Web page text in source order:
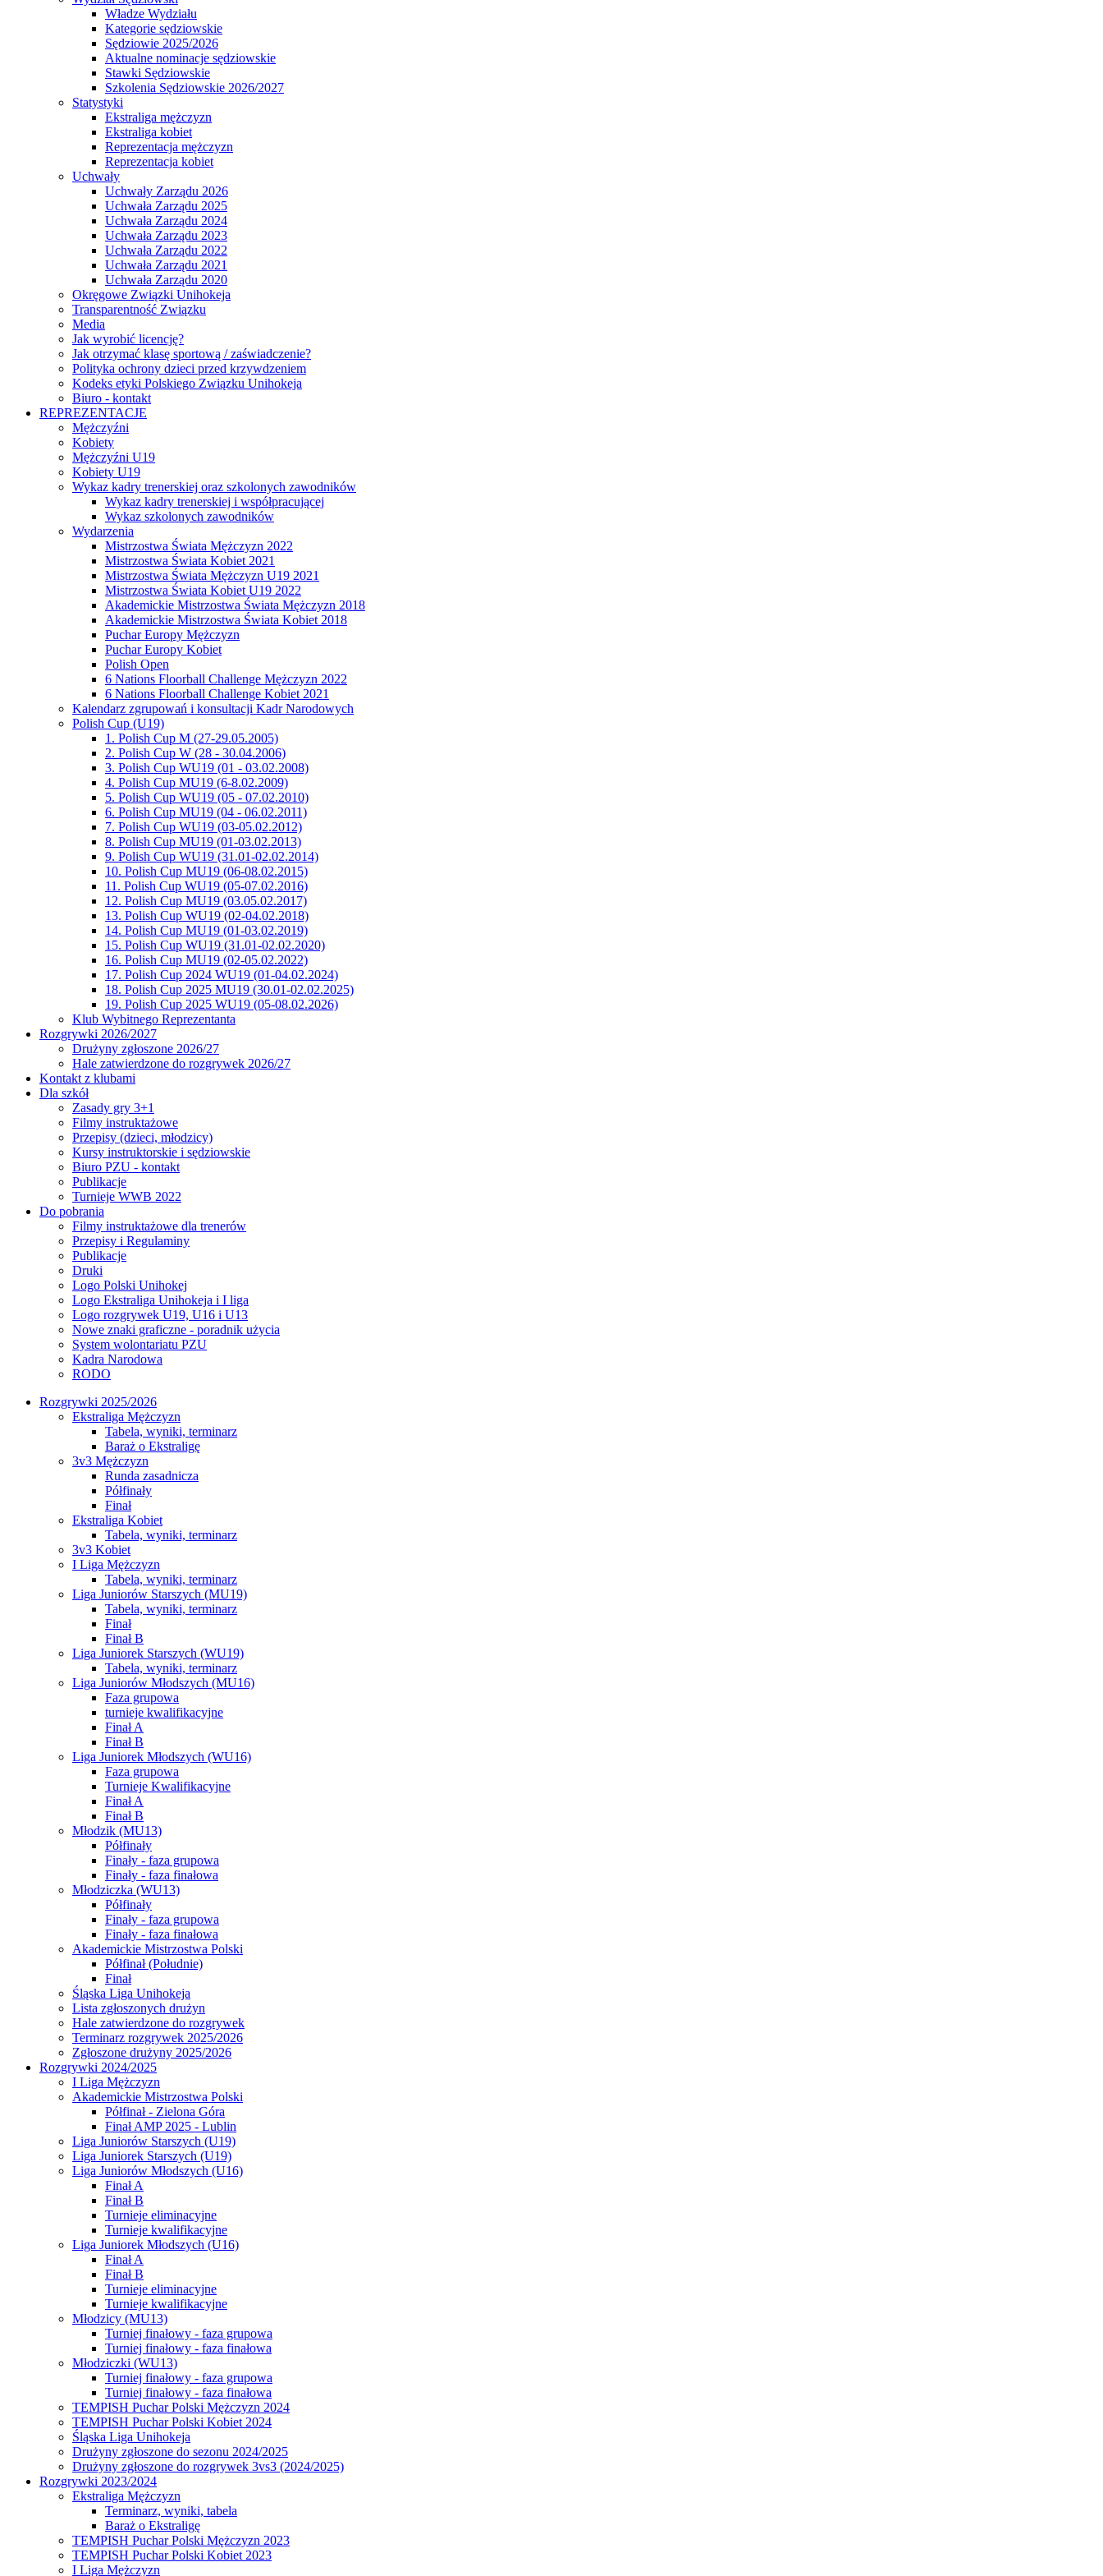
Władze Wydziału
Kategorie sędziowskie
Sędziowie 2025/2026
Aktualne nominacje sędziowskie
Stawki Sędziowskie
Szkolenia Sędziowskie 2026/2027
Statystyki
Ekstraliga mężczyzn
Ekstraliga kobiet
Reprezentacja mężczyzn
Reprezentacja kobiet
Uchwały
Uchwały Zarządu 2026
Uchwała Zarządu 2025
Uchwała Zarządu 2024
Uchwała Zarządu 2023
Uchwała Zarządu 2022
Uchwała Zarządu 2021
Uchwała Zarządu 2020
Okręgowe Związki Unihokeja
Transparentność Związku
Media
Jak wyrobić licencję?
Jak otrzymać klasę sportową / zaświadczenie?
Polityka ochrony dzieci przed krzywdzeniem
Kodeks etyki Polskiego Związku Unihokeja
Biuro - kontakt
REPREZENTACJE
Mężczyźni
Kobiety
Mężczyźni U19
Kobiety U19
Wykaz kadry trenerskiej oraz szkolonych zawodników
Wykaz kadry trenerskiej i współpracującej
Wykaz szkolonych zawodników
Wydarzenia
Mistrzostwa Świata Mężczyzn 2022
Mistrzostwa Świata Kobiet 2021
Mistrzostwa Świata Mężczyzn U19 2021
Mistrzostwa Świata Kobiet U19 2022
Akademickie Mistrzostwa Świata Mężczyzn 2018
Akademickie Mistrzostwa Świata Kobiet 2018
Puchar Europy Mężczyzn
Puchar Europy Kobiet
Polish Open
6 Nations Floorball Challenge Mężczyzn 2022
6 Nations Floorball Challenge Kobiet 2021
Kalendarz zgrupowań i konsultacji Kadr Narodowych
Polish Cup (U19)
1. Polish Cup M (27-29.05.2005)
2. Polish Cup W (28 - 30.04.2006)
3. Polish Cup WU19 (01 - 03.02.2008)
4. Polish Cup MU19 (6-8.02.2009)
5. Polish Cup WU19 (05 - 07.02.2010)
6. Polish Cup MU19 (04 - 06.02.2011)
7. Polish Cup WU19 (03-05.02.2012)
8. Polish Cup MU19 (01-03.02.2013)
9. Polish Cup WU19 (31.01-02.02.2014)
10. Polish Cup MU19 (06-08.02.2015)
11. Polish Cup WU19 (05-07.02.2016)
12. Polish Cup MU19 (03.05.02.2017)
13. Polish Cup WU19 (02-04.02.2018)
14. Polish Cup MU19 (01-03.02.2019)
15. Polish Cup WU19 (31.01-02.02.2020)
16. Polish Cup MU19 (02-05.02.2022)
17. Polish Cup 2024 WU19 (01-04.02.2024)
18. Polish Cup 2025 MU19 (30.01-02.02.2025)
19. Polish Cup 2025 WU19 (05-08.02.2026)
Klub Wybitnego Reprezentanta
Rozgrywki 2026/2027
Drużyny zgłoszone 2026/27
Hale zatwierdzone do rozgrywek 2026/27
Kontakt z klubami
Dla szkół
Zasady gry 3+1
Filmy instruktażowe
Przepisy (dzieci, młodzicy)
Kursy instruktorskie i sędziowskie
Biuro PZU - kontakt
Publikacje
Turnieje WWB 2022
Do pobrania
Filmy instruktażowe dla trenerów
Przepisy i Regulaminy
Publikacje
Druki
Logo Polski Unihokej
Logo Ekstraliga Unihokeja i I liga
Logo rozgrywek U19, U16 i U13
Nowe znaki graficzne - poradnik użycia
System wolontariatu PZU
Kadra Narodowa
RODO
Rozgrywki 2025/2026
Ekstraliga Mężczyzn
Tabela, wyniki, terminarz
Baraż o Ekstraligę
3v3 Mężczyzn
Runda zasadnicza
Półfinały
Finał
Ekstraliga Kobiet
Tabela, wyniki, terminarz
3v3 Kobiet
I Liga Mężczyzn
Tabela, wyniki, terminarz
Liga Juniorów Starszych (MU19)
Tabela, wyniki, terminarz
Finał
Finał B
Liga Juniorek Starszych (WU19)
Tabela, wyniki, terminarz
Liga Juniorów Młodszych (MU16)
Faza grupowa
turnieje kwalifikacyjne
Finał A
Finał B
Liga Juniorek Młodszych (WU16)
Faza grupowa
Turnieje Kwalifikacyjne
Finał A
Finał B
Młodzik (MU13)
Półfinały
Finały - faza grupowa
Finały - faza finałowa
Młodziczka (WU13)
Półfinały
Finały - faza grupowa
Finały - faza finałowa
Akademickie Mistrzostwa Polski
Półfinał (Południe)
Finał
Śląska Liga Unihokeja
Lista zgłoszonych drużyn
Hale zatwierdzone do rozgrywek
Terminarz rozgrywek 2025/2026
Zgłoszone drużyny 2025/2026
Rozgrywki 2024/2025
I Liga Mężczyzn
Akademickie Mistrzostwa Polski
Półfinał - Zielona Góra
Finał AMP 2025 - Lublin
Liga Juniorów Starszych (U19)
Liga Juniorek Starszych (U19)
Liga Juniorów Młodszych (U16)
Finał A
Finał B
Turnieje eliminacyjne
Turnieje kwalifikacyjne
Liga Juniorek Młodszych (U16)
Finał A
Finał B
Turnieje eliminacyjne
Turnieje kwalifikacyjne
Młodzicy (MU13)
Turniej finałowy - faza grupowa
Turniej finałowy - faza finałowa
Młodziczki (WU13)
Turniej finałowy - faza grupowa
Turniej finałowy - faza finałowa
TEMPISH Puchar Polski Mężczyzn 2024
TEMPISH Puchar Polski Kobiet 2024
Śląska Liga Unihokeja
Drużyny zgłoszone do sezonu 2024/2025
Drużyny zgłoszone do rozgrywek 3vs3 (2024/2025)
Rozgrywki 2023/2024
Ekstraliga Mężczyzn
Terminarz, wyniki, tabela
Baraż o Ekstraligę
TEMPISH Puchar Polski Mężczyzn 2023
TEMPISH Puchar Polski Kobiet 2023
I Liga Mężczyzn